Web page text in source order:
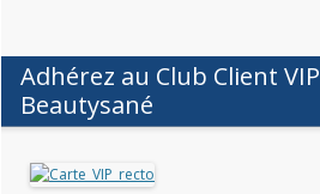
Adhérez au Club Client VIP
Beautysané